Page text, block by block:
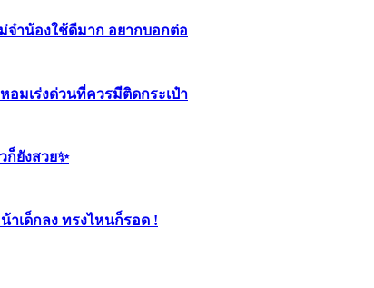
ม่จ๋าน้องใช้ดีมาก อยากบอกต่อ
อมเร่งด่วนที่ควรมีติดกระเป๋า
ก็ยังสวย✨
าเด็กลง ทรงไหนก็รอด !